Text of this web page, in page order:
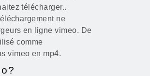
télécharger..
ne
en ligne vimeo. De
comme
vimeo en mp4.